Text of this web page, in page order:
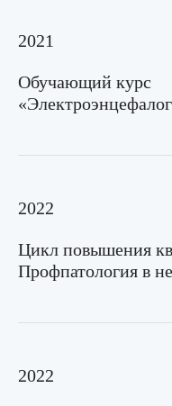
2021
Обучающий курс
2022
Цикл повышения
Профпатология в
2022
соглашаетесь с
конфиденциальности